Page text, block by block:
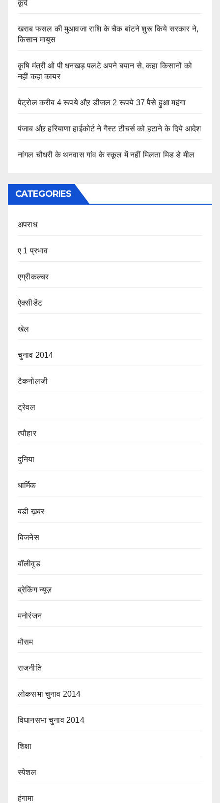
कूदे
खराब फसल की मुआवजा राशि के चैक बांटने शुरू किये सरकार ने,
किसान मायूस
कृषि मंत्री ओ पी धनखड़ पलटे अपने बयान से, कहा किसानों को
नहीं कहा कायर
पेट्रोल करीब 4 रूपये औऱ डीजल 2 रूपये 37 पैसे हुआ महंगा
पंजाब औऱ हरियाणा हाईकोर्ट ने गैस्ट टीचर्स को हटाने के दिये आदेश
नांगल चौधरी के थनवास गांव के स्कूल में नहीं मिलता मिड डे मील
CATEGORIES
अपराध
ए 1 प्रभाव
एग्रीकल्चर
ऐक्सीडेंट
खेल
चुनाव 2014
टैकनोलजी
ट्रेवल
त्यौहार
दुनिया
धार्मिक
बडी ख़बर
बिजनेस
बॉलीवुड
ब्रेकिंग न्यूज़
मनोरंजन
मौसम
राजनीति
लोकसभा चुनाव 2014
विधानसभा चुनाव 2014
शिक्षा
स्पेशल
हंगामा